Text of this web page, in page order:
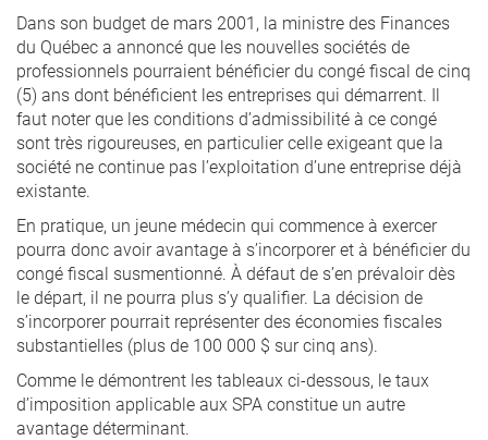
Dans son budget de mars 2001, la ministre des Finances
du Québec a annoncé que les nouvelles sociétés de
professionnels pourraient bénéficier du congé fiscal de cinq
(5) ans dont bénéficient les entreprises qui démarrent. Il
faut noter que les conditions d’admissibilité à ce congé
sont très rigoureuses, en particulier celle exigeant que la
société ne continue pas l’exploitation d’une entreprise déjà
existante.
En pratique, un jeune médecin qui commence à exercer
pourra donc avoir avantage à s’incorporer et à bénéficier du
congé fiscal susmentionné. À défaut de s’en prévaloir dès
le départ, il ne pourra plus s’y qualifier. La décision de
s’incorporer pourrait représenter des économies fiscales
substantielles (plus de 100 000 $ sur cinq ans).
Comme le démontrent les tableaux ci-dessous, le taux
d’imposition applicable aux SPA constitue un autre
avantage déterminant.